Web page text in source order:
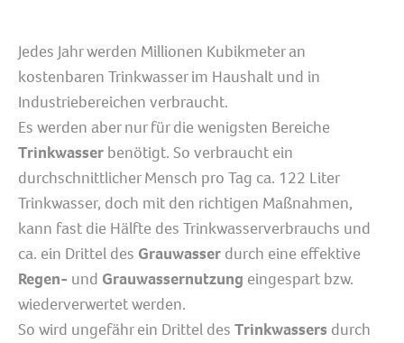
Jedes Jahr werden Millionen Kubikmeter an
kostenbaren Trinkwasser im Haushalt und in
Industriebereichen verbraucht.
Es werden aber nur für die wenigsten Bereiche
Trinkwasser benötigt. So verbraucht ein
durchschnittlicher Mensch pro Tag ca. 122 Liter
Trinkwasser, doch mit den richtigen Maßnahmen,
kann fast die Hälfte des Trinkwasserverbrauchs und
ca. ein Drittel des Grauwasser durch eine effektive
Regen- und Grauwassernutzung eingespart bzw.
wiederverwertet werden.
So wird ungefähr ein Drittel des Trinkwassers durch